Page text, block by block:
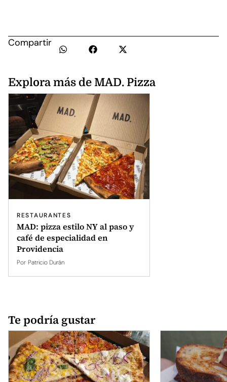
Compartir
Explora más de MAD. Pizza
RESTAURANTES
MAD: pizza estilo NY al paso y
café de especialidad en
Providencia
Por Patricio Durán
Te podría gustar